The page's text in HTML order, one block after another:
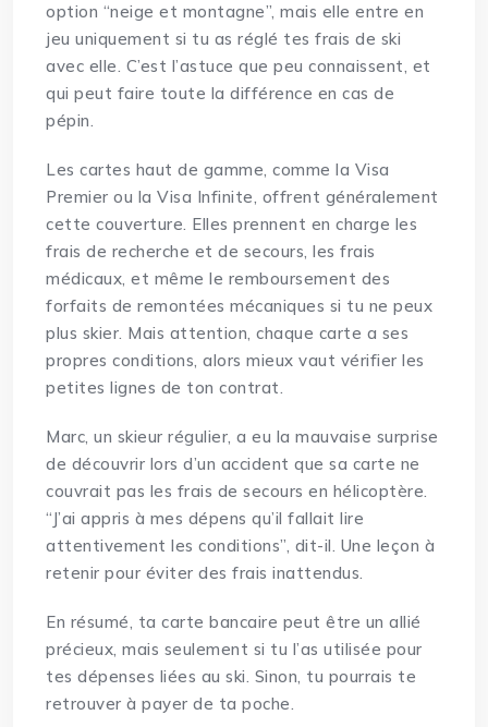
option “neige et montagne”, mais elle entre en
jeu uniquement si tu as réglé tes frais de ski
avec elle. C’est l’astuce que peu connaissent, et
qui peut faire toute la différence en cas de
pépin.
Les cartes haut de gamme, comme la Visa
Premier ou la Visa Infinite, offrent généralement
cette couverture. Elles prennent en charge les
frais de recherche et de secours, les frais
médicaux, et même le remboursement des
forfaits de remontées mécaniques si tu ne peux
plus skier. Mais attention, chaque carte a ses
propres conditions, alors mieux vaut vérifier les
petites lignes de ton contrat.
Marc, un skieur régulier, a eu la mauvaise surprise
de découvrir lors d’un accident que sa carte ne
couvrait pas les frais de secours en hélicoptère.
“J’ai appris à mes dépens qu’il fallait lire
attentivement les conditions”, dit-il. Une leçon à
retenir pour éviter des frais inattendus.
En résumé, ta carte bancaire peut être un allié
précieux, mais seulement si tu l’as utilisée pour
tes dépenses liées au ski. Sinon, tu pourrais te
retrouver à payer de ta poche.